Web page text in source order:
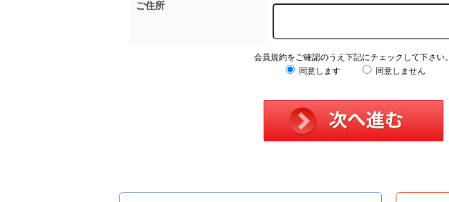
ご住所
会員規約をご確認のうえ下記にチェックして下さい。
同意します
同意しません